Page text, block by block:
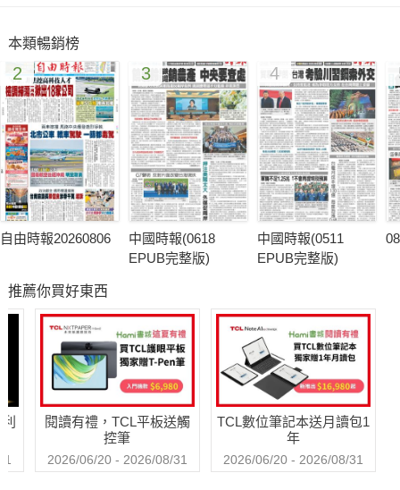
本類暢銷榜
2
自由時報20260806
3
中國時報(0618
EPUB完整版)
4
中國時報(0511
EPUB完整版)
推薦你買好東西
閱讀有禮，TCL平板送觸
控筆
2026/06/20 - 2026/08/31
TCL數位筆記本送月讀包1
年
2026/06/20 - 2026/08/31